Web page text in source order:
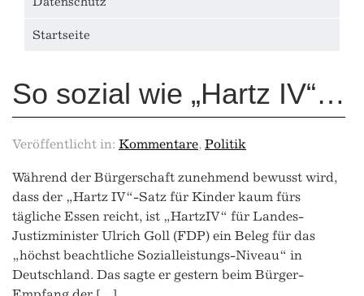
Startseite
So sozial wie „Hartz IV“…
Veröffentlicht in: Kommentare, Politik
Während der Bürgerschaft zunehmend bewusst wird,
dass der „Hartz IV“-Satz für Kinder kaum fürs
tägliche Essen reicht, ist „HartzIV“ für Landes-
Justizminister Ulrich Goll (FDP) ein Beleg für das
„höchst beachtliche Sozialleistungs-Niveau“ in
Deutschland. Das sagte er gestern beim Bürger-